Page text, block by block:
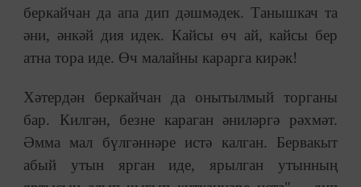
беркайчан да апа дип дәшмәдек. Танышкач та
әни, әнкәй дия идек. Кайсы өч ай, кайсы бер
атна тора иде. Өч малайны карарга кирәк!
Хәтердән беркайчан да онытылмый торганы
бар. Килгән, безне караган әниләргә рәхмәт.
Әмма мал бүлгәннәре истә калган. Бервакыт
абый утын ярган иде, ярылган утынның